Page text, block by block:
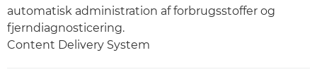
automatisk administration af forbrugsstoffer og
fjerndiagnosticering.
Content Delivery System